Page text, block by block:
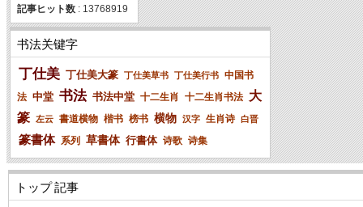
記事ヒット数 : 13768919
书法关键字
丁仕美 丁仕美大篆 丁仕美草书 丁仕美行书 中国书
法 中堂 书法 书法中堂 十二生肖 十二生肖书法 大
篆 左云 書道横物 楷书 榜书 横物 汉字 生肖诗 白晋
篆書体 系列 草書体 行書体 诗歌 诗集
トップ 記事